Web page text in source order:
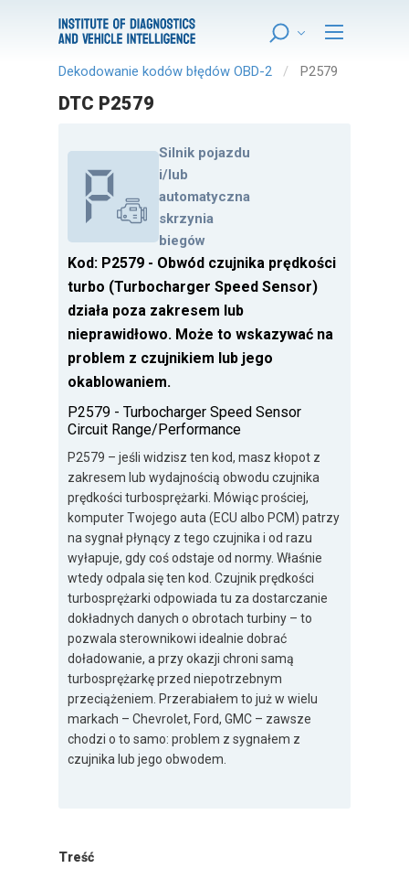
Dekodowanie kodów błędów OBD-2 P2579
DTC P2579
Silnik pojazdu
i/lub
automatyczna
skrzynia
biegów
Kod: P2579 - Obwód czujnika prędkości
turbo (Turbocharger Speed Sensor)
działa poza zakresem lub
nieprawidłowo. Może to wskazywać na
problem z czujnikiem lub jego
okablowaniem.
P2579 - Turbocharger Speed Sensor
Circuit Range/Performance
P2579 – jeśli widzisz ten kod, masz kłopot z
zakresem lub wydajnością obwodu czujnika
prędkości turbosprężarki. Mówiąc prościej,
komputer Twojego auta (ECU albo PCM) patrzy
na sygnał płynący z tego czujnika i od razu
wyłapuje, gdy coś odstaje od normy. Właśnie
wtedy odpala się ten kod. Czujnik prędkości
turbosprężarki odpowiada tu za dostarczanie
dokładnych danych o obrotach turbiny – to
pozwala sterownikowi idealnie dobrać
doładowanie, a przy okazji chroni samą
turbosprężarkę przed niepotrzebnym
przeciążeniem. Przerabiałem to już w wielu
markach – Chevrolet, Ford, GMC – zawsze
chodzi o to samo: problem z sygnałem z
czujnika lub jego obwodem.
Treść